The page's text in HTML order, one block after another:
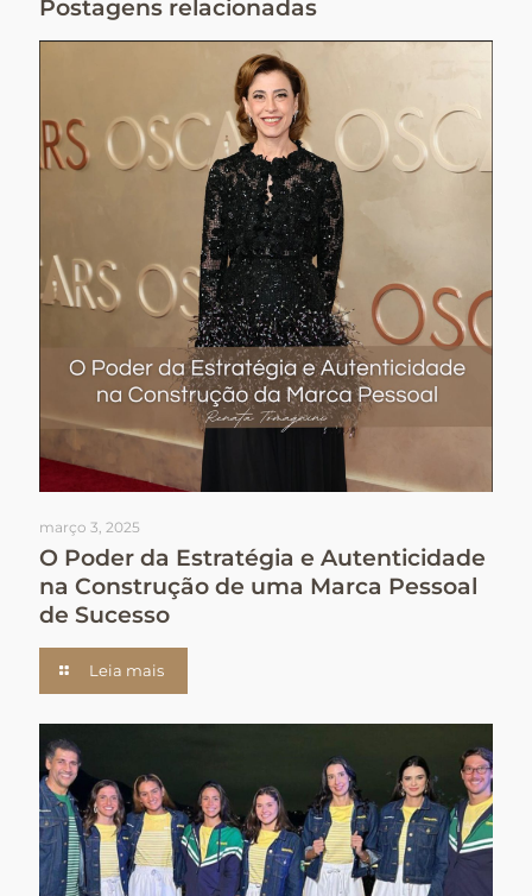
Postagens relacionadas
março 3, 2025
O Poder da Estratégia e Autenticidade
na Construção de uma Marca Pessoal
de Sucesso
Leia mais